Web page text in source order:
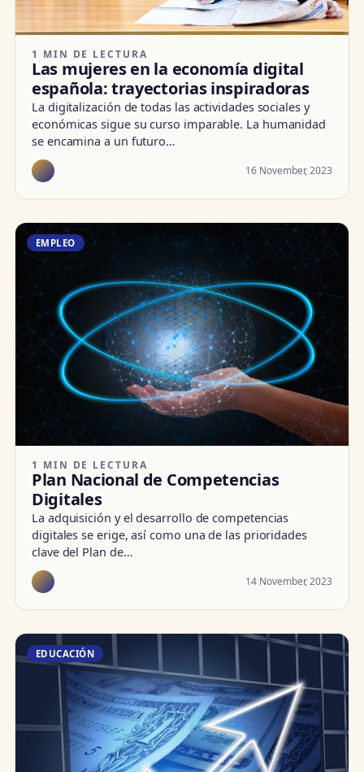
1 MIN DE LECTURA
Las mujeres en la economía digital
española: trayectorias inspiradoras
La digitalización de todas las actividades sociales y
económicas sigue su curso imparable. La humanidad
se encamina a un futuro…
16 November, 2023
EMPLEO
1 MIN DE LECTURA
Plan Nacional de Competencias
Digitales
La adquisición y el desarrollo de competencias
digitales se erige, así como una de las prioridades
clave del Plan de…
14 November, 2023
EDUCACIÓN